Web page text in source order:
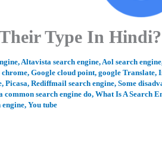
Type In Hindi?
, Altavista search engine, Aol search engine
chrome, Google cloud point, google Translate,
, Picasa, Rediffmail search engine, Some
common search engine do, What Is A Search
engine, You tube